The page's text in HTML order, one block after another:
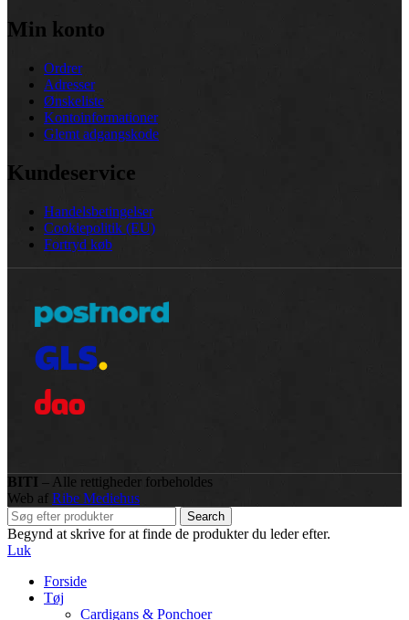
Min konto
Ordrer
Adresser
Ønskeliste
Kontoinformationer
Glemt adgangskode
Kundeservice
Handelsbetingelser
Cookiepolitik (EU)
Fortryd køb
BITI – Alle rettigheder forbeholdes
Web af Ribe Mediehus
Search
Begynd at skrive for at finde de produkter du leder efter.
Luk
Forside
Tøj
Cardigans & Ponchoer